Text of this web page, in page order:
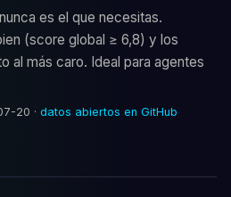
es el que necesitas.
(score global ≥ 6,8) y los
al más caro. Ideal para agentes
20 · datos abiertos en GitHub